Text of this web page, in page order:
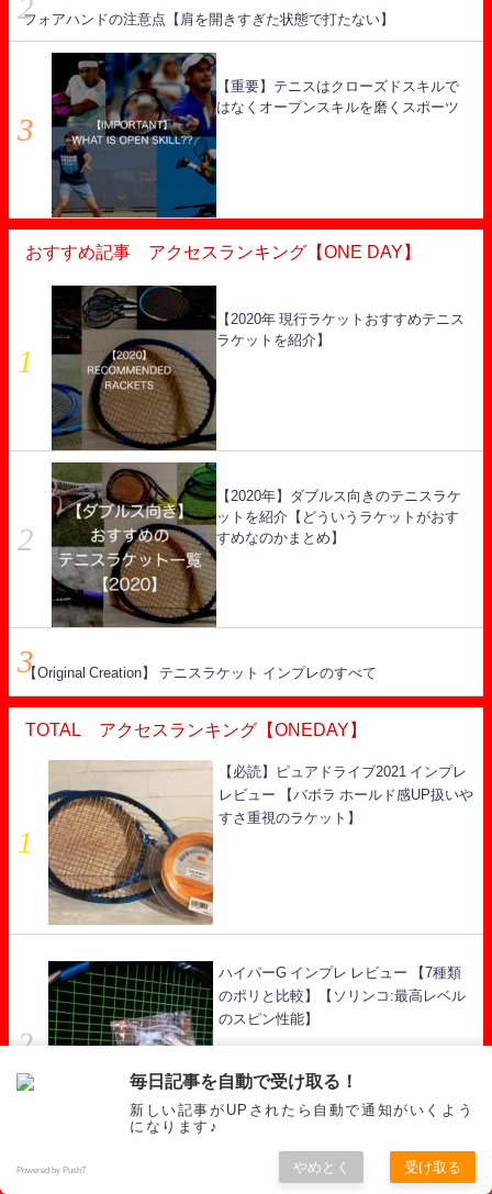
フォアハンドの注意点【肩を開きすぎた状態で打たない】
【重要】テニスはクローズドスキルで
はなくオープンスキルを磨くスポーツ
おすすめ記事 アクセスランキング【ONE DAY】
【2020年 現行ラケットおすすめテニス
ラケットを紹介】
【2020年】ダブルス向きのテニスラケ
ットを紹介【どういうラケットがおす
すめなのかまとめ】
【Original Creation】 テニスラケット インプレのすべて
TOTAL アクセスランキング【ONEDAY】
【必読】ピュアドライブ2021 インプレ
レビュー 【バボラ ホールド感UP扱いや
すさ重視のラケット】
ハイパーG インプレ レビュー 【7種類
のポリと比較】【ソリンコ:最高レベル
のスピン性能】
【2020年 現行ラケットおすすめテニス
毎日記事を自動で受け取る！
新しい記事がUPされたら自動で通知がいくよう
になります♪
Powered by Push7 やめとく 受け取る